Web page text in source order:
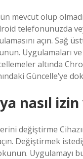
mevcut olup
telefonunuzda
açın. Sağ
Uygulamaları ve
altında
Güncelle’ye
nasıl
değiştirme
Değiştirmek
Uygulamayı